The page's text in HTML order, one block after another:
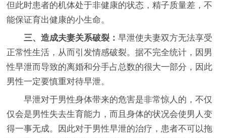
但此时患者的机体处于非健康的状态，精子质量差，不
能保证育出健康的小生命。
三、造成夫妻关系破裂：早泄使夫妻双方无法享受
正常性生活，从而引发情感破裂。据不完全统计，因男
性早泄而导致的离婚和分手占总数的很大一部分，因此
男性一定要慎重对待早泄。
早泄对于男性身体带来的危害是非常惊人的，不仅
仅会是男性失去生育能力，而且身体的状况会使男人变
得一事无成。因此对于男性早泄的治疗，患者不可以拖